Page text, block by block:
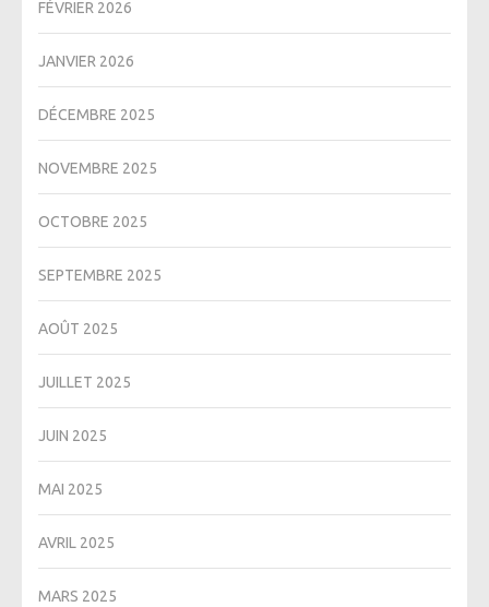
FÉVRIER 2026
JANVIER 2026
DÉCEMBRE 2025
NOVEMBRE 2025
OCTOBRE 2025
SEPTEMBRE 2025
AOÛT 2025
JUILLET 2025
JUIN 2025
MAI 2025
AVRIL 2025
MARS 2025